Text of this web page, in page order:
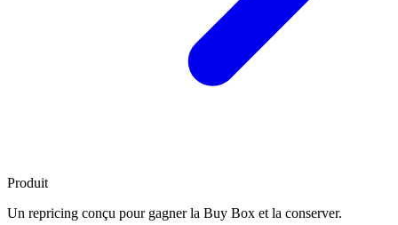
Produit
Un repricing conçu pour gagner la Buy Box et la conserver.